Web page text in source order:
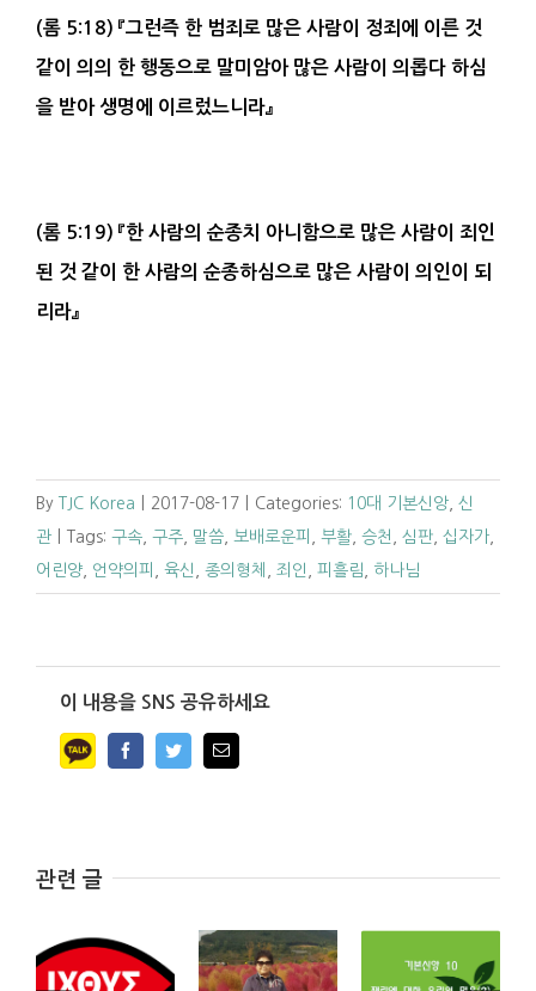
(롬 5:18) 『그런즉 한 범죄로 많은 사람이 정죄 에 이른 것
같이 의의 한 행동으로 말미암아 많은 사람이 의롭다 하심
을 받아 생명 에 이르렀느니라』
(롬 5:19) 『한 사람의 순종치 아니함으로 많은 사람이 죄인
된 것 같이 한 사람의 순종하심으로 많은 사람이 의인 이 되
리라』
By TJC Korea 2017-08-17 Categories: 10대 기본신앙 신
관
Tags: 구속 구주 말씀 보배로운피 부활 승천 심판 십자가
어린양
언약의피 육신 종의형체 죄인 피흘림 하나님
이 내용을 SNS 공유하세요
FacebookTwitterEmail
관련 글